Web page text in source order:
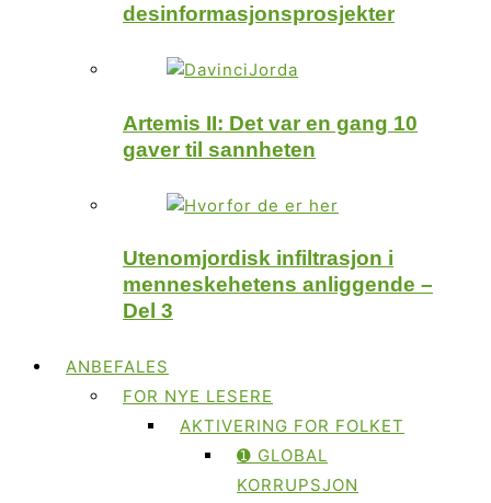
desinformasjonsprosjekter
Artemis II: Det var en gang 10
gaver til sannheten
Utenomjordisk infiltrasjon i
menneskehetens anliggende –
Del 3
ANBEFALES
FOR NYE LESERE
AKTIVERING FOR FOLKET
➊ GLOBAL
KORRUPSJON